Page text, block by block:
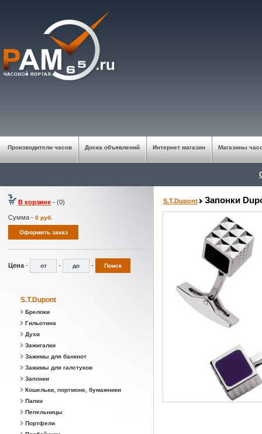
Производители часов Доска объявлений Интернет магазин Магазины
В корзине - (0)
Сумма - 0 руб.
Цена - - -
S.T.Dupont
Брелоки
Гильотина
Духи
Зажигалки
Зажимы для банкнот
Зажимы для галстуков
Запонки
Кошельки, портмоне, бумажники
Папки
Пепельницы
Портфели
S.T.Dupont Запонки